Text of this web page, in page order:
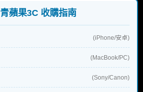
青蘋果3C 收購指南
(iPhone/安卓)
(MacBook/PC)
(Sony/Canon)